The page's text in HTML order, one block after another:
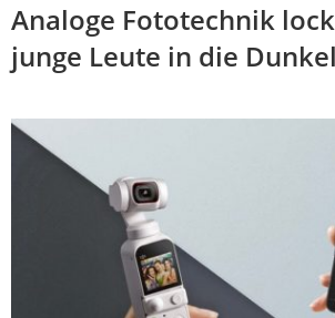
Analoge Fototechnik
junge Leute in die